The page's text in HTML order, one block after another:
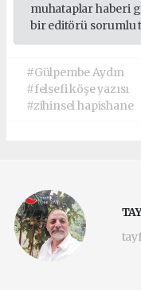
muhataplar haberi
bir editörü sorumlu
#Gülpembe Aydın
#felsefi köşe yazısı
#zihinsel hapishane